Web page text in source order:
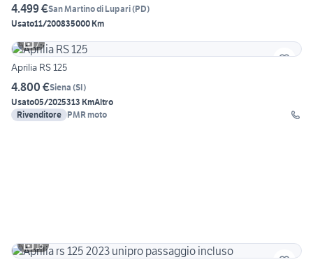
4.499 €San Martino di Lupari(PD)
Usato11/200835000 Km
7
Aprilia RS 125
4.800 €Siena (SI)
Usato05/2025313 KmAltro
Rivenditore PMR moto
15